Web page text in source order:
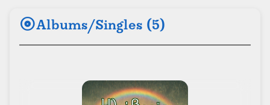
albumAlbums/Singles (5)